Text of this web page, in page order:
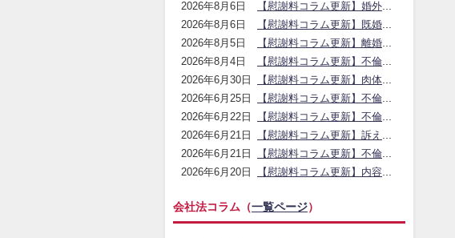
2026年8月6日
2026年8月6日
2026年8月5日
2026年8月4日
2026年6月30日
2026年6月25日
2026年6月22日
2026年6月21日
2026年6月21日
2026年6月20日
会社法コラム（一覧ページ）